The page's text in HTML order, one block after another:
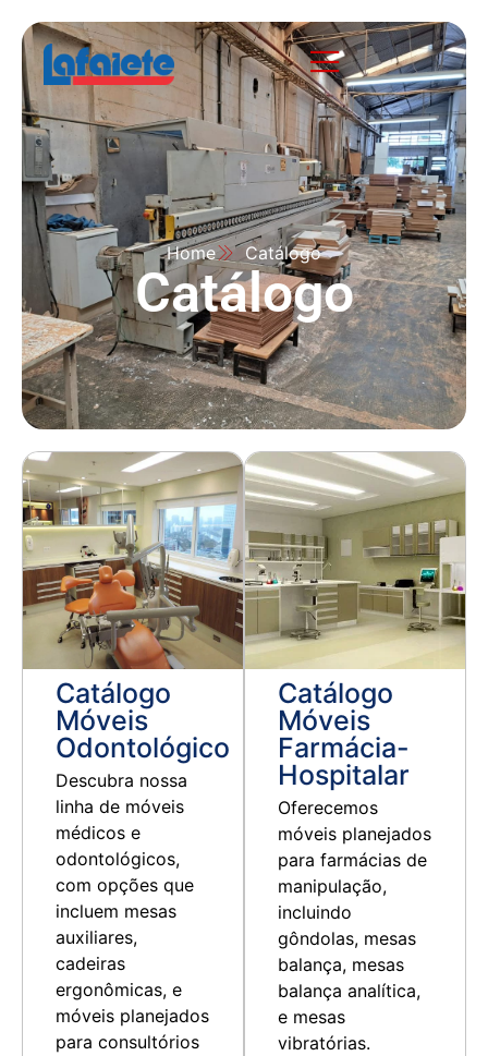
Home Catálogo
Catálogo
Ver Catálogo
Catálogo
Móveis
Odontológico
Descubra nossa
linha de móveis
médicos e
odontológicos,
com opções que
incluem mesas
auxiliares,
cadeiras
ergonômicas, e
móveis planejados
para consultórios
Ver Catálogo
Catálogo
Móveis
Farmácia-
Hospitalar
Oferecemos
móveis planejados
para farmácias de
manipulação,
incluindo
gôndolas, mesas
balança, mesas
balança analítica,
e mesas
vibratórias.